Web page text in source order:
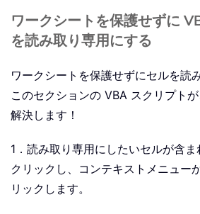
ワークシートを保護せずに
を読み取り専用にする
ワークシートを保護せずにセルを読
このセクションの VBA スクリプト
解決します！
1．読み取り専用にしたいセルが含
クリックし、コンテキストメニュー
リックします。